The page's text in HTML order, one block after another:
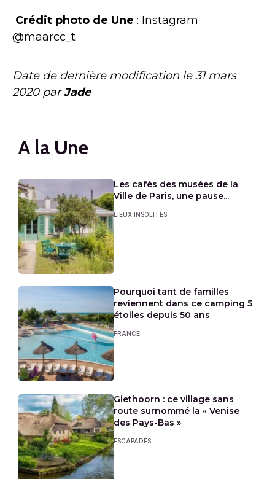
Crédit photo de Une : Instagram
@maarcc_t
Date de dernière modification le31 mars
2020 parJade
A la Une
Les cafés des musées de la
Ville de Paris, une pause...
LIEUX INSOLITES
Pourquoi tant de familles
reviennent dans ce camping 5
étoiles depuis 50 ans
FRANCE
Giethoorn : ce village sans
route surnommé la « Venise
des Pays-Bas »
ESCAPADES